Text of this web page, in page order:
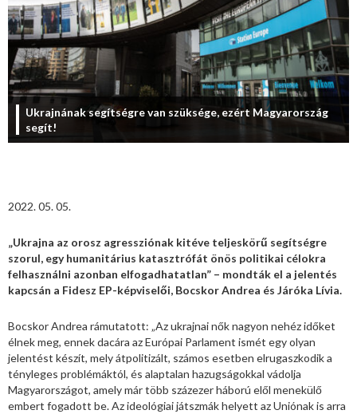
Ukrajnának segítségre van szüksége, ezért Magyarország
segít!
2022. 05. 05.
„Ukrajna az orosz agressziónak kitéve teljeskörű segítségre
szorul, egy humanitárius katasztrófát önös politikai célokra
felhasználni azonban elfogadhatatlan” – mondták el a jelentés
kapcsán a Fidesz EP-képviselői, Bocskor Andrea és Járóka Lívia.
Bocskor Andrea rámutatott: „Az ukrajnai nők nagyon nehéz időket
élnek meg, ennek dacára az Európai Parlament ismét egy olyan
jelentést készít, mely átpolitizált, számos esetben elrugaszkodik a
tényleges problémáktól, és alaptalan hazugságokkal vádolja
Magyarországot, amely már több százezer háború elől menekülő
embert fogadott be. Az ideológiai játszmák helyett az Uniónak is arra